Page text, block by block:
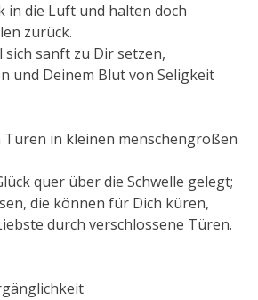
in die Luft und halten doch
zurück.
sich sanft zu Dir setzen,
und Deinem Blut von Seligkeit
Türen in kleinen menschengroßen
quer über die Schwelle gelegt;
die können für Dich küren,
durch verschlossene Türen.